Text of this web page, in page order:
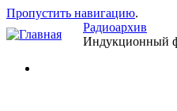
Пропустить навигацию.
Радиоархив
Индукционный